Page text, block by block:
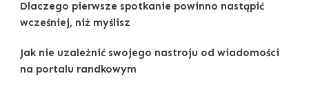
Dlaczego pierwsze spotkanie powinno nastąpić
wcześniej, niż myślisz
Jak nie uzależnić swojego nastroju od wiadomości
na portalu randkowym